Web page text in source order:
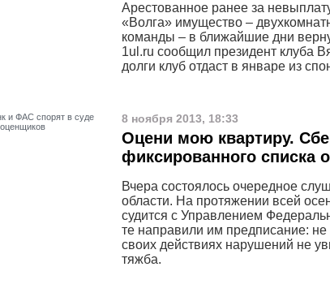
Арестованное ранее за
«Волга» имущество –
команды – в ближайшие дни
1ul.ru сообщил президент клуба
долги клуб отдаст в январе из
8 ноября 2013, 18:33
Оцени мою квартиру.
фиксированного списка
Вчера состоялось очередное
области. На протяжении всей
судится с Управлением
те направили им предписание:
своих действиях нарушений не
тяжба.